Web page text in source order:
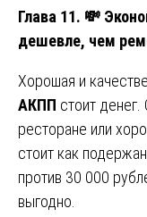
Глава 11. 💸
дешевле, чем
Хорошая и
АКПП стоит
ресторане или
стоит как
против 30 000
выгодно.